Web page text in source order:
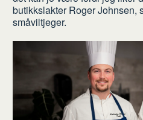
butikkslakter Roger Johnsen,
småviltjeger.